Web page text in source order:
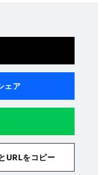
ェア
URLをコピー